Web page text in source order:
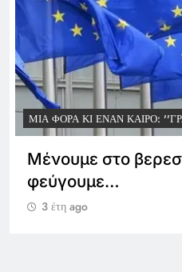
ΜΙΑ ΦΟΡΆ ΚΙ ΈΝΑΝ ΚΑΙΡΌ:
Θα γιορτάσουμε,
ανεξαρτησίας, ως
υπόστασης;